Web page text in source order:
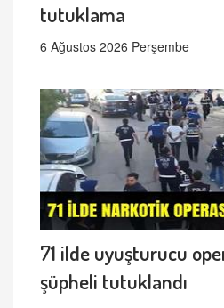
tutuklama
6 Ağustos 2026 Perşembe
71 ilde uyuşturucu
şüpheli tutuklandı